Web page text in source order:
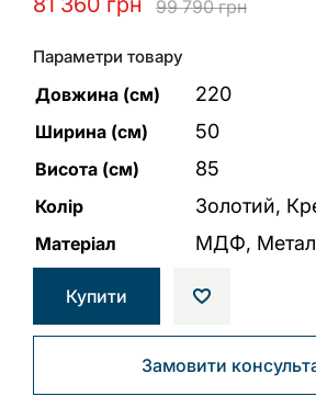
99 790грн
Параметри товару
Довжина (см) 220
Ширина (см) 50
Висота (см) 85
Колір Золотий,
Матеріал МДФ, Метал
Купити
Замовити